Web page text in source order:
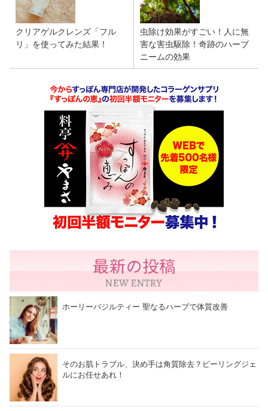
クリアゲルクレンズ「フル
リ」を使ってみた結果！
虫除け効果がすごい！人に無
害な害虫駆除！奇跡のハーブ
ニームの効果
ホーリーバジルティー 聖なるハーブで体質改善
そのお肌トラブル、決め手は角質除去？ピーリングジェ
ルにお任せあれ！